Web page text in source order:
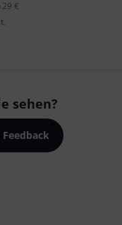
€
sehen?